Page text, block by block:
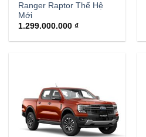
Ranger Raptor Thế Hệ
Mới
1.299.000.000₫